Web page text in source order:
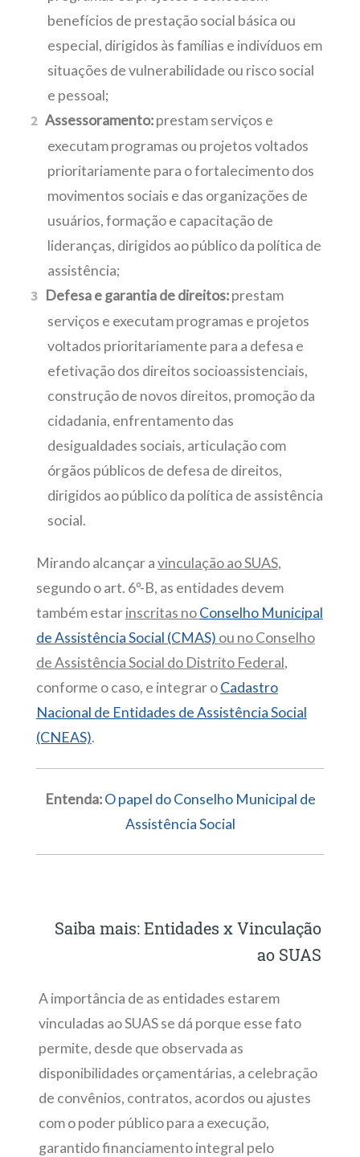
benefícios de prestação social básica ou
especial, dirigidos às famílias e indivíduos em
situações de vulnerabilidade ou risco social
e pessoal;
Assessoramento:prestam serviços e
executam programas ou projetos voltados
prioritariamente para o fortalecimento dos
movimentos sociais e das organizações de
usuários, formação e capacitação de
lideranças, dirigidos ao público da política de
assistência;
Defesa e garantia de direitos:prestam
serviços e executam programas e projetos
voltados prioritariamente para a defesa e
efetivação dos direitos socioassistenciais,
construção de novos direitos, promoção da
cidadania, enfrentamento das
desigualdades sociais, articulação com
órgãos públicos de defesa de direitos,
dirigidos ao público da política de assistência
social.
Mirando alcançar avinculação ao SUAS,
segundo o art. 6º-B, as entidades devem
também estarinscritas noConselho Municipal
de Assistência Social (CMAS) ou no Conselho
de Assistência Social do Distrito Federal,
conforme o caso, e integrar oCadastro
Nacional de Entidades de Assistência Social
(CNEAS).
Entenda: O papel do Conselho Municipal de
Assistência Social
Saiba mais: Entidades x Vinculação
ao SUAS
A importância de as entidades estarem
vinculadas ao SUAS se dá porque esse fato
permite, desde que observada as
disponibilidades orçamentárias, a celebração
de convênios, contratos, acordos ou ajustes
com o poder público para a execução,
garantido financiamento integral pelo